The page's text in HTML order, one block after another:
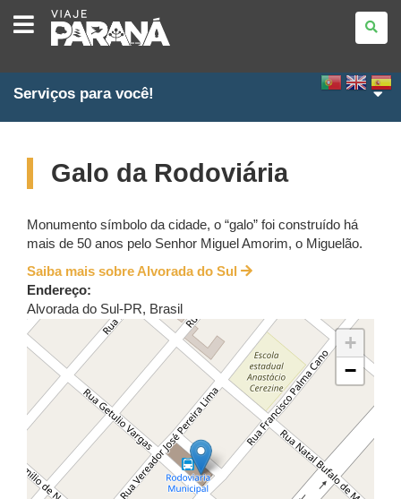
VIAJE
PARANÁ
Serviços para você!
Galo da Rodoviária
Monumento símbolo da cidade, o “galo” foi construído há
mais de 50 anos pelo Senhor Miguel Amorim, o Miguelão.
Saiba mais sobre Alvorada do Sul
Endereço:
Alvorada do Sul-PR, Brasil
+
−